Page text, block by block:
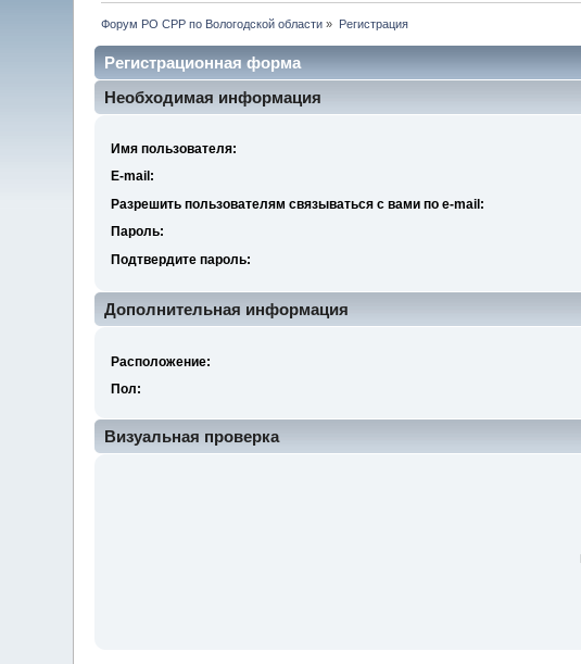
Форум РО СРР по Вологодской области » Регистрация
Регистрационная форма
Необходимая информация
Имя пользователя:
E-mail:
Разрешить пользователям связываться с вами по e-mail:
Пароль:
Подтвердите пароль:
Дополнительная информация
Расположение:
Пол:
Визуальная проверка